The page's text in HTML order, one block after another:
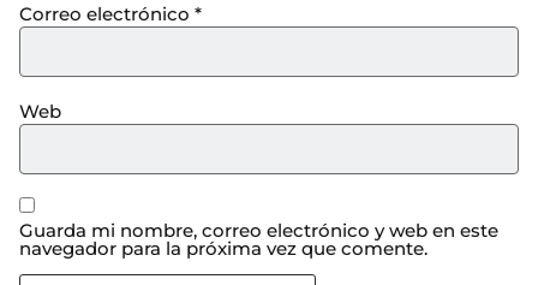
Correo electrónico *
Web
Guarda mi nombre, correo electrónico y web en este
navegador para la próxima vez que comente.